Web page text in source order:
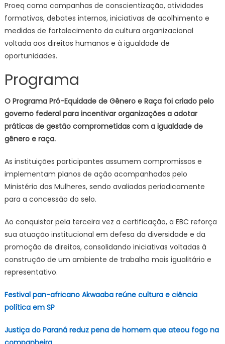
Proeq como campanhas de conscientização, atividades
formativas, debates internos, iniciativas de acolhimento e
medidas de fortalecimento da cultura organizacional
voltada aos direitos humanos e à igualdade de
oportunidades.
Programa
O Programa Pró-Equidade de Gênero e Raça foi criado pelo
governo federal para incentivar organizações a adotar
práticas de gestão comprometidas com a igualdade de
gênero e raça.
As instituições participantes assumem compromissos e
implementam planos de ação acompanhados pelo
Ministério das Mulheres, sendo avaliadas periodicamente
para a concessão do selo.
Ao conquistar pela terceira vez a certificação, a EBC reforça
sua atuação institucional em defesa da diversidade e da
promoção de direitos, consolidando iniciativas voltadas à
construção de um ambiente de trabalho mais igualitário e
representativo.
Festival pan-africano Akwaaba reúne cultura e ciência
política em SP
Justiça do Paraná reduz pena de homem que ateou fogo na